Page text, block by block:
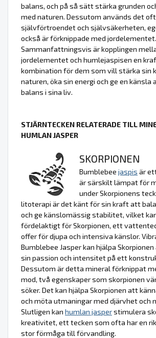
balans, och på så sätt stärka grunden
med naturen. Dessutom används det
självförtroendet och självsäkerheten,
också är förknippade med jordelementet.
Sammanfattningsvis är kopplingen
jordelementet och humlejaspisen en
kombination för dem som vill stärka sin
naturen, öka sin energi och ge en känsla
balans i sina liv.
STJÄRNTECKEN RELATERADE TILL
HUMLAN JASPER
SKORPIONEN
Bumblebee jaspis är
är särskilt lämpat för
under Skorpionens
litoterapi är det känt för sin kraft att
och ge känslomässig stabilitet, vilket
fördelaktigt för Skorpionen, ett
offer för djupa och intensiva känslor.
Bumblebee Jasper kan hjälpa
sin passion och intensitet på ett
Dessutom är detta mineral förknippat
mod, två egenskaper som skorpionen
söker. Det kan hjälpa Skorpionen att
och möta utmaningar med djärvhet och
Slutligen kan humlan jasperstimulera
kreativitet, ett tecken som ofta har en
stor förmåga till förvandling.